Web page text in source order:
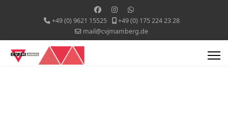
+49 (0) 9621 15525
+49 (0) 175 224 23 28
mail@cvjmamberg.de